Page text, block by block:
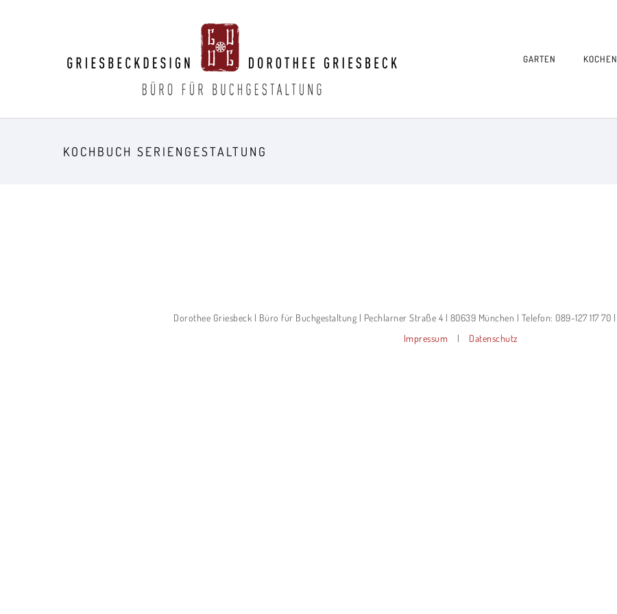
GARTEN KOCHEN
KOCHBUCH SERIENGESTALTUNG
Dorothee Griesbeck | Büro für Buchgestaltung | Pechlarner Straße 4 | 80639 München | Telefon: 089-127 117 70 |
Impressum
| Datenschutz